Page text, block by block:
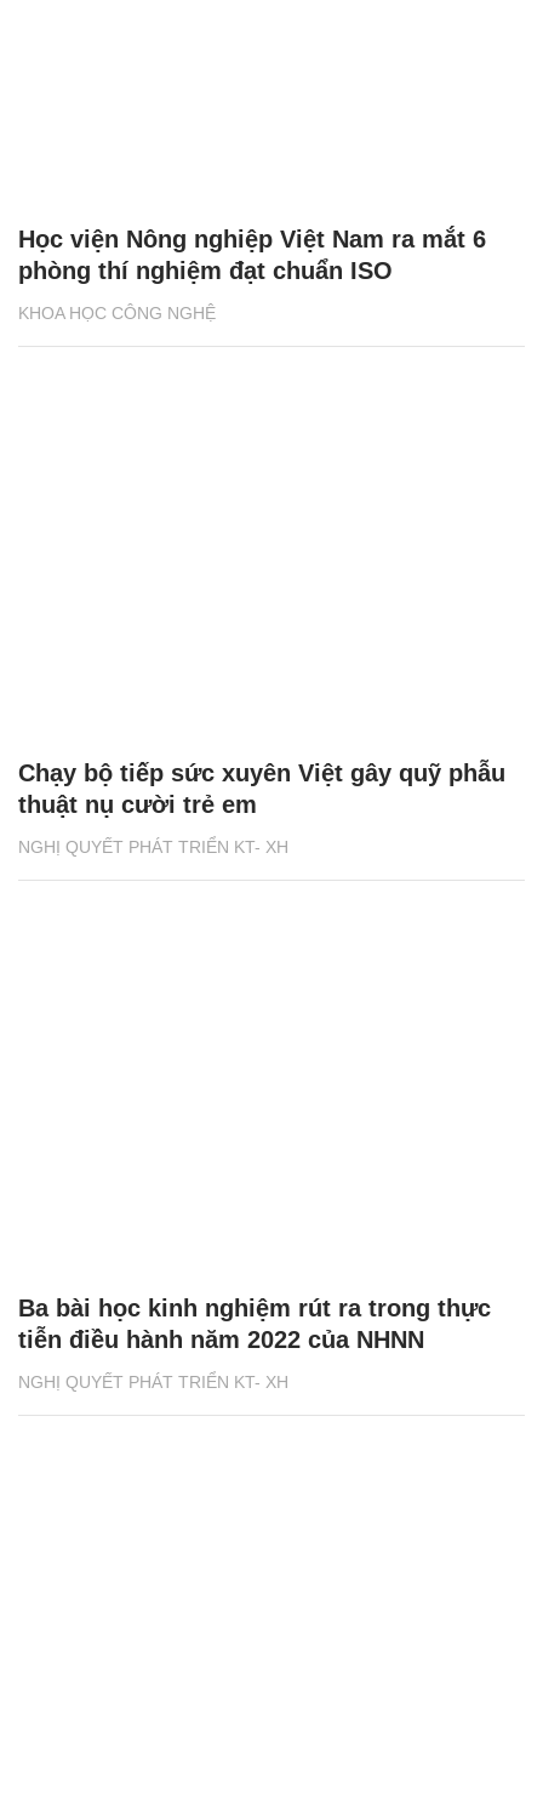
KHOA HỌC CÔNG NGHỆ
Học viện Nông nghiệp Việt Nam ra mắt 6
phòng thí nghiệm đạt chuẩn ISO
NGHỊ QUYẾT PHÁT TRIỂN KT- XH
Chạy bộ tiếp sức xuyên Việt gây quỹ phẫu
thuật nụ cười trẻ em
NGHỊ QUYẾT PHÁT TRIỂN KT- XH
Ba bài học kinh nghiệm rút ra trong thực
tiễn điều hành năm 2022 của NHNN